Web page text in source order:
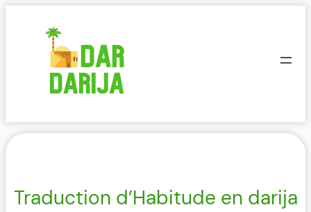
Traduction d’Habitude en darija